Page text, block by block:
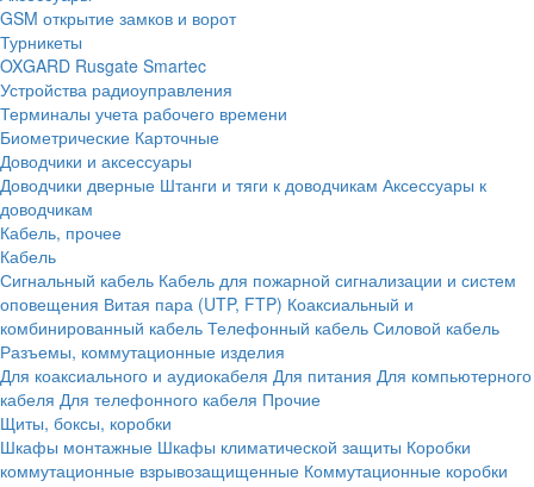
GSM открытие замков и ворот
Турникеты
OXGARD Rusgate Smartec
Устройства радиоуправления
Терминалы учета рабочего времени
Биометрические Карточные
Доводчики и аксессуары
Доводчики дверные Штанги и тяги к доводчикам Аксессуары к
доводчикам
Кабель, прочее
Кабель
Сигнальный кабель Кабель для пожарной сигнализации и систем
оповещения Витая пара (UTP, FTP) Коаксиальный и
комбинированный кабель Телефонный кабель Силовой кабель
Разъемы, коммутационные изделия
Для коаксиального и аудиокабеля Для питания Для компьютерного
кабеля Для телефонного кабеля Прочие
Щиты, боксы, коробки
Шкафы монтажные Шкафы климатической защиты Коробки
коммутационные взрывозащищенные Коммутационные коробки